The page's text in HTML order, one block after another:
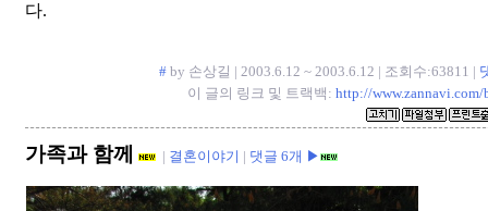
다.
# by 손상길 | 2003.6.12 ~ 2003.6.12 | 조회수:63811 |
이 글의 링크 및 트랙백: http://
가족과 함께 | 결혼이야기 | 댓글 6개 ▶